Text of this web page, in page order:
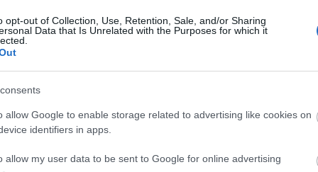
opt-out of Collection, Use, Retention, Sale, and/or Sharing
Data that Is Unrelated with the Purposes for which it
allow Google to enable storage related to advertising like cookies on
identifiers in apps.
allow my user data to be sent to Google for online advertising